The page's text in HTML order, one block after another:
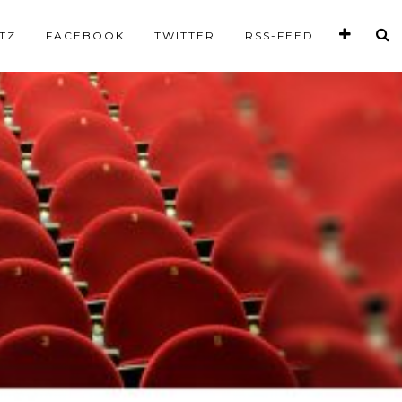
FACEBOOK TWITTER RSS-FEED